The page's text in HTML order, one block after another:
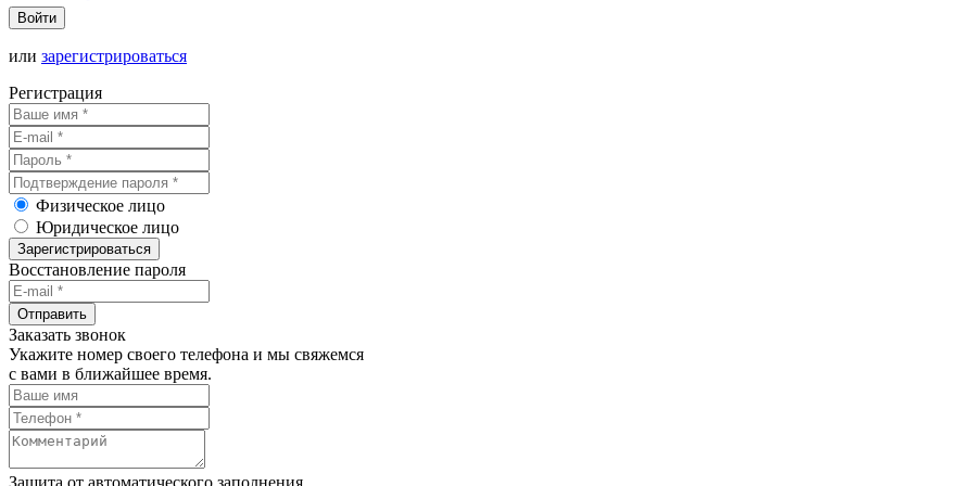
Войти
или зарегистрироваться
Регистрация
Физическое лицо
Юридическое лицо
Зарегистрироваться
Восстановление пароля
Отправить
Заказать звонок
Укажите номер своего телефона и мы свяжемся
с вами в ближайшее время.
Защита от автоматического заполнения